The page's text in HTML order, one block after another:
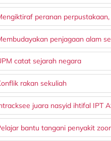
peranan
penjagaan alam
catat sejarah negara
rakan sekuliah
juara nasyid ihtifal IPT
bantu tangani penyakit